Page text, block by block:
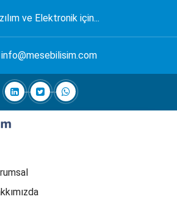
ve Elektronik için...
info@mesebilisim.com
Robotik